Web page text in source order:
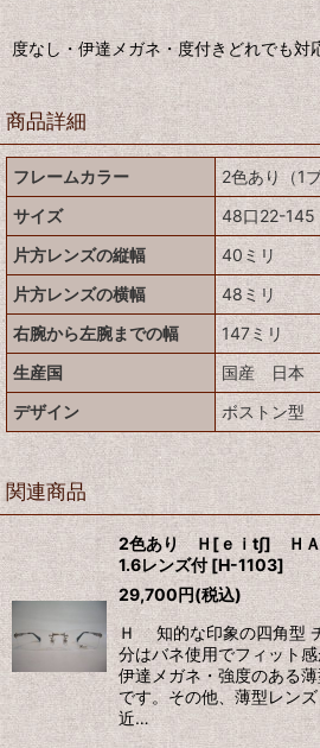
度なし・伊達メガネ・度付きどれでも対
商品詳細
フレームカラー
2色あり（1
サイズ
48口22-145
片方レンズの縦幅
40ミリ
片方レンズの横幅
48ミリ
右腕から左腕までの幅
147ミリ
生産国
国産 日本
デザイン
ボストン型
関連商品
2色あり Ｈ[ｅｉt∫] Ｈ
1.6レンズ付 [H-1103]
29,700円(税込)
Ｈ 知的な印象の四角型
分はバネ使用でフィット
伊達メガネ・強度のある
です。その他、薄型レン
近…